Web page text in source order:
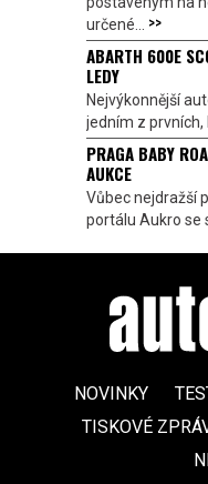
určené... >>
ABARTH 600E
LEDY
Nejvýkonnější
jedním z prvních,
PRAGA BABY
AUKCE
Vůbec nejdražší
portálu Aukro se
NOVINKY
TISKOVÉ